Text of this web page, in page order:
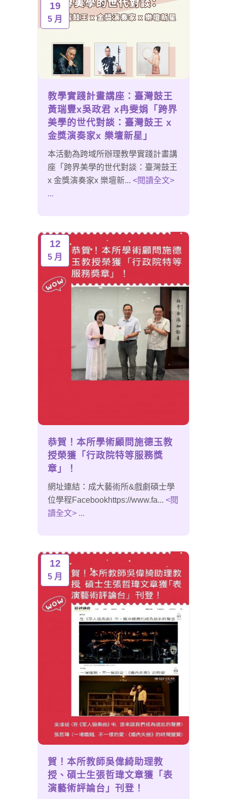
19
5 月
教學實踐計畫講座：臺灣鼓王
黃瑞豐x吳政君 x冉雯娟「跨界
美學的世代對談：臺灣鼓王 x
金獎演奏家x 樂壇新星」
本活動為跨域所辦理教學實踐計畫講
座「跨界美學的世代對談：臺灣鼓王
x 金獎演奏家x 樂壇新... <閱讀全文>
...
12
5 月
恭賀！本所學術顧問施德玉教
授榮獲「行政院特等服務獎
章」！
網址連結：成大藝術所&戲劇碩士學
位學程Facebookhttps://www.fa... <閱
讀全文> ...
12
5 月
賀！本所教師吳偉綺助理教
授、碩士生張哲瑋文章獲「表
演藝術評論台」刊登！